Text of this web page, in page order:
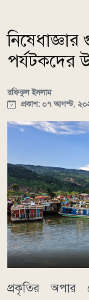
পর্যটকদের
রফিকুল ইসলাম
প্রকাশ: ০৭ আগস্ট,
​প্রকৃতির অপার